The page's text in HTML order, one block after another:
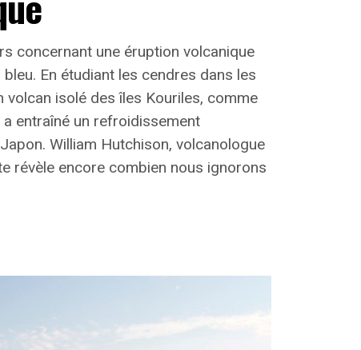
concernant une éruption volcanique
En étudiant les cendres dans les
volcan isolé des îles Kouriles, comme
entraîné un refroidissement
William Hutchison, volcanologue
révèle encore combien nous ignorons